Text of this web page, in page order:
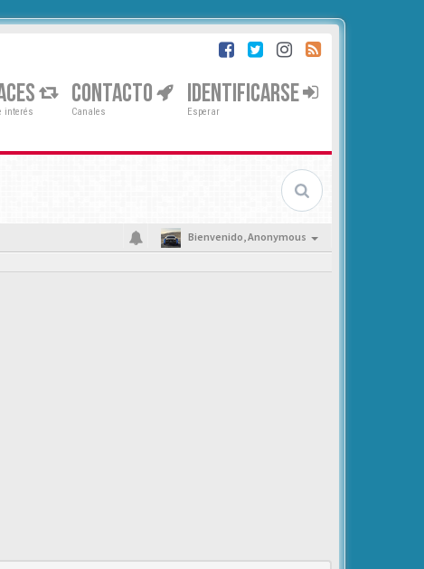
interés
CONTACTO
Canales
IDENTIFICARSE
Esperar
Bienvenido,Anonymous